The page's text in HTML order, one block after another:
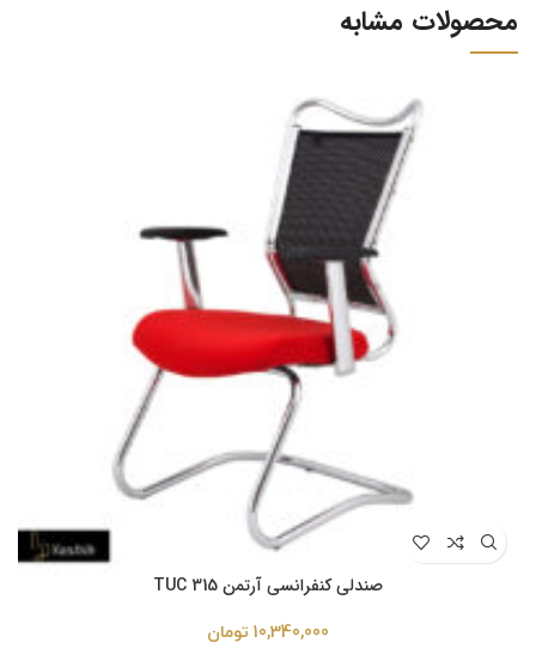
محصولات مشابه
صندلی کنفرانسی آرتمن TUC 315
10,340,000 تومان